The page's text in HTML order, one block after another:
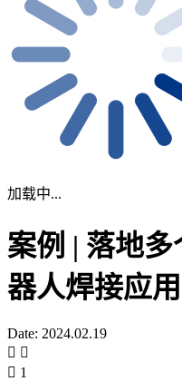
加载中...
案例 | 落地
器人焊接应
Date: 2024.02.19
1